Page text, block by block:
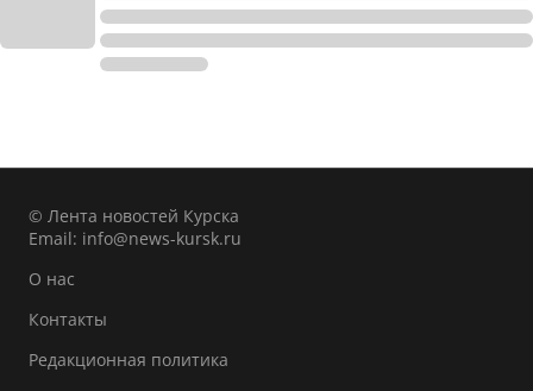
© Лента новостей Курска
Email: info@news-kursk.ru
О нас
Контакты
Редакционная политика